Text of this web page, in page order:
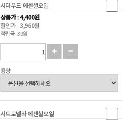
시더우드 에센셜오일
상품가 : 4,400원
할인가 : 3,960원
적립금 : 39원
용량
시트로넬라 에센셜오일